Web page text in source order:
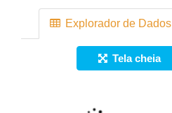
Explorador de Dados
Tela cheia